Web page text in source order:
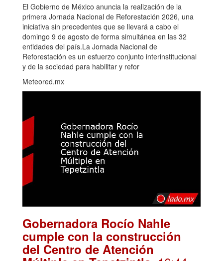
El Gobierno de México anuncia la realización de la
primera Jornada Nacional de Reforestación 2026, una
iniciativa sin precedentes que se llevará a cabo el
domingo 9 de agosto de forma simultánea en las 32
entidades del país.La Jornada Nacional de
Reforestación es un esfuerzo conjunto interinstitucional
y de la sociedad para habilitar y refor
Meteored.mx
Gobernadora Rocío Nahle
cumple con la construcción
del Centro de Atención